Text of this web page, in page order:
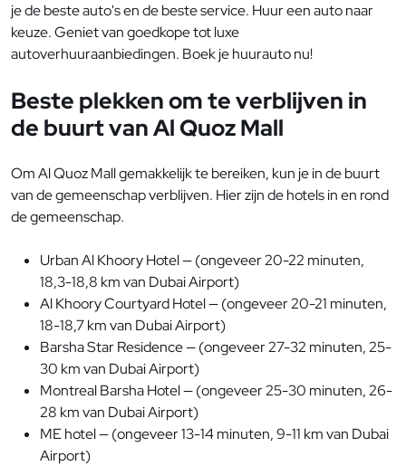
je de beste auto's en de beste service. Huur een auto naar
keuze. Geniet van goedkope tot luxe
autoverhuuraanbiedingen. Boek je huurauto nu!
Beste plekken om te verblijven in
de buurt van Al Quoz Mall
Om Al Quoz Mall gemakkelijk te bereiken, kun je in de buurt
van de gemeenschap verblijven. Hier zijn de hotels in en rond
de gemeenschap.
Urban Al Khoory Hotel — (ongeveer 20-22 minuten,
18,3-18,8 km van Dubai Airport)
Al Khoory Courtyard Hotel — (ongeveer 20-21 minuten,
18-18,7 km van Dubai Airport)
Barsha Star Residence — (ongeveer 27-32 minuten, 25-
30 km van Dubai Airport)
Montreal Barsha Hotel — (ongeveer 25-30 minuten, 26-
28 km van Dubai Airport)
ME hotel — (ongeveer 13-14 minuten, 9-11 km van Dubai
Airport)